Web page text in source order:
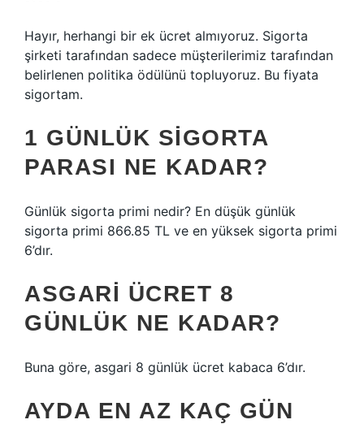
Hayır, herhangi bir ek ücret almıyoruz. Sigorta
şirketi tarafından sadece müşterilerimiz tarafından
belirlenen politika ödülünü topluyoruz. Bu fiyata
sigortam.
1 GÜNLÜK SIGORTA
PARASI NE KADAR?
Günlük sigorta primi nedir? En düşük günlük
sigorta primi 866.85 TL ve en yüksek sigorta primi
6’dır.
ASGARI ÜCRET 8
GÜNLÜK NE KADAR?
Buna göre, asgari 8 günlük ücret kabaca 6’dır.
AYDA EN AZ KAÇ GÜN